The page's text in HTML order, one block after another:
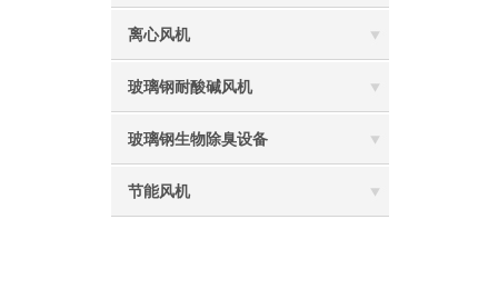
离心风机
玻璃钢耐酸碱风机
玻璃钢生物除臭设备
节能风机